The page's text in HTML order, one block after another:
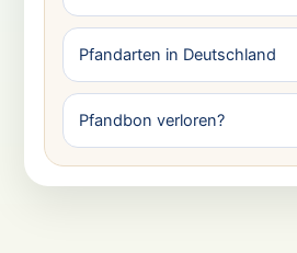
Pfandarten in Deutschland
Pfandbon verloren?